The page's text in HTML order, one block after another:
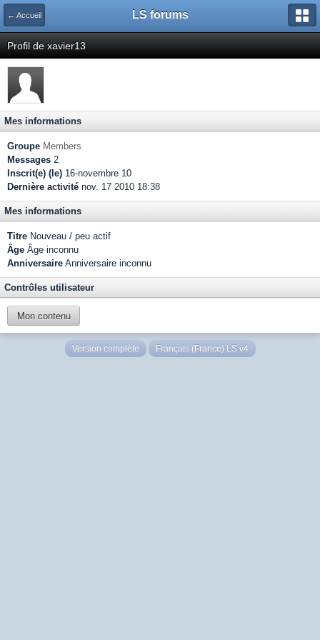
← Accueil LS forums
Profil de xavier13
Mes informations
Groupe Members
Messages 2
Inscrit(e) (le) 16-novembre 10
Dernière activité nov. 17 2010 18:38
Mes informations
Titre Nouveau / peu actif
Âge Âge inconnu
Anniversaire Anniversaire inconnu
Contrôles utilisateur
Mon contenu
Version complète Français (France) LS v4